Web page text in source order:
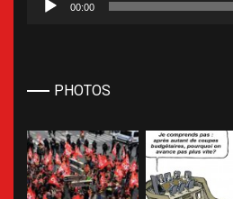
00:00
PHOTOS